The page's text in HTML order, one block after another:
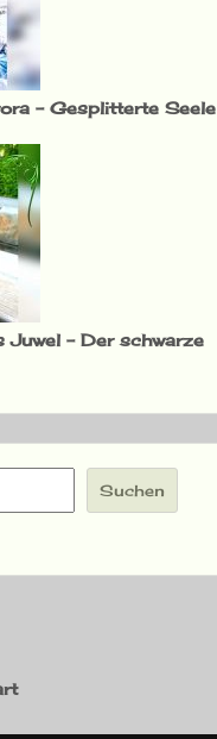
– Gesplitterte Seele
Juwel – Der schwarze
Suchen